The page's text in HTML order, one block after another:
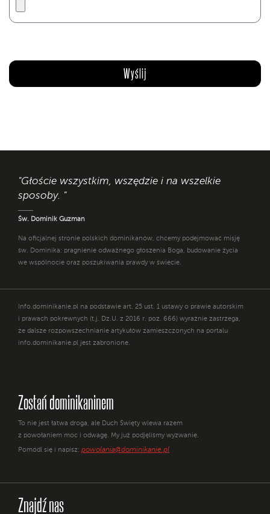
"Głoście wszystkim, wszędzie i na wszelkie
sposoby. "
Św. Dominik Guzman
Na oficjalnej stronie polskich dominikanów, chcemy podejmować misję
św. Dominika: pragnienie odważnego głoszenia Boga, budowanie życia
we wspólnocie oraz poszukiwania prawdy w świecie.
Info.dominikanie.pl na podstawie art. 25 ust. 1 ustawy o prawie autorskim
i prawach pokrewnych (t.j. Dz.U. z 2016 r. poz. 666) wyraźnie zastrzega,
że dalsze rozpowszechnianie artykułów zamieszczonych na portalu
info.dominikanie.pl jest zabronione.
Zostań dominikaninem
To nie jest łatwa droga, ale Duch Święty wlewa razem
z powołaniem moc i odwagę. My już podjęliśmy wyzwanie.
Pomódl się i napisz: powolania@dominikanie.pl
Znajdź nas